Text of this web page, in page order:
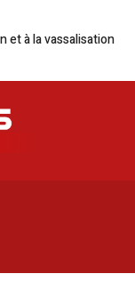
vassalisation !